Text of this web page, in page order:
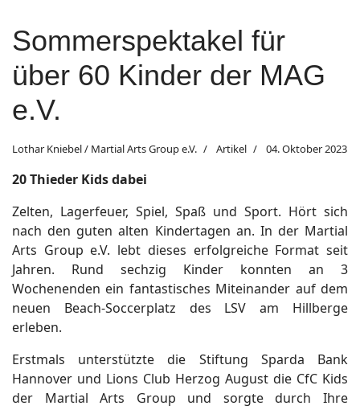
Sommerspektakel für
über 60 Kinder der MAG
e.V.
Lothar Kniebel / Martial Arts Group e.V. Artikel 04. Oktober 2023
20 Thieder Kids dabei
Zelten, Lagerfeuer, Spiel, Spaß und Sport. Hört sich
nach den guten alten Kindertagen an. In der Martial
Arts Group e.V. lebt dieses erfolgreiche Format seit
Jahren. Rund sechzig Kinder konnten an 3
Wochenenden ein fantastisches Miteinander auf dem
neuen Beach-Soccerplatz des LSV am Hillberge
erleben.
Erstmals unterstützte die Stiftung Sparda Bank
Hannover und Lions Club Herzog August die CfC Kids
der Martial Arts Group und sorgte durch Ihre